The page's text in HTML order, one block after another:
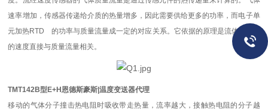
速率增加，传感器传递给介质的热量增多，因此需要供给更多的功率，而电子单
元加热RTD 的功率与质量流量成一定的对应关系。它依据的原理是流体吸收热
的速度直接与质量流量相关。
TMT142B型E+H恩德斯豪斯|温度变送器代理
移动的气体分子撞击热电阻时吸收带走热量，流率越大，接触热电阻的分子越